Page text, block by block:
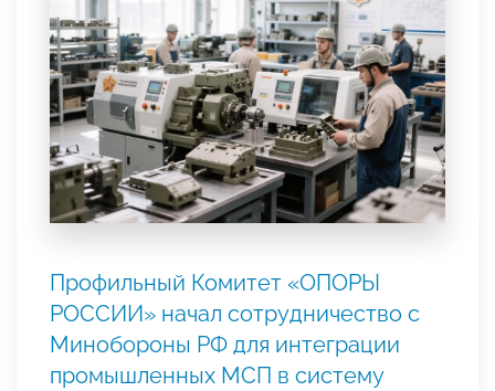
Профильный Комитет «ОПОРЫ
РОССИИ» начал сотрудничество с
Минобороны РФ для интеграции
промышленных МСП в систему